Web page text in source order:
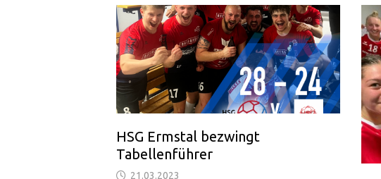
HSG Ermstal bezwingt
Tabellenführer
21.03.2023